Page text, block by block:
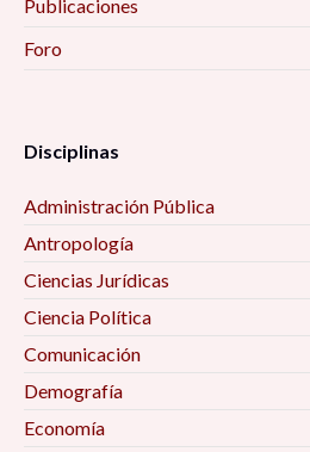
Publicaciones
Foro
Disciplinas
Administración Pública
Antropología
Ciencias Jurídicas
Ciencia Política
Comunicación
Demografía
Economía